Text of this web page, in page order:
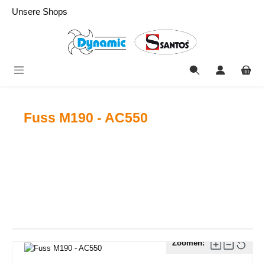
springen
Unsere Shops
Fuss M190 - AC550
Zoomen: